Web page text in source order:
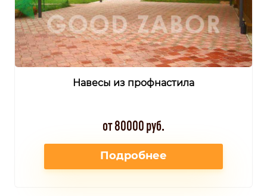
Навесы из профнастила
от 80000 руб.
Подробнее